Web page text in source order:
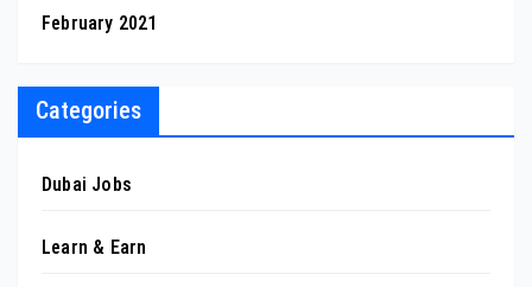
February 2021
Categories
Dubai Jobs
Learn & Earn